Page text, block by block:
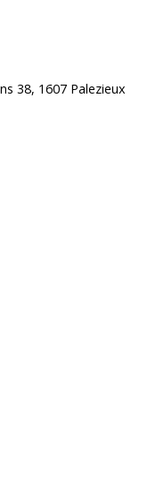
38, 1607 Palezieux